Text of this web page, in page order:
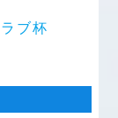
ブ杯